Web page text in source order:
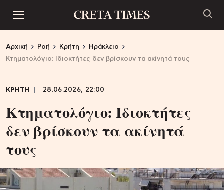
Αρχική Ροή Κρήτη
Ηράκλειο
Κτηματολόγιο: Ιδιοκτήτες δεν βρίσκουν τα ακίνητά τους
ΚΡΗΤΗ 28.06.2026, 22:00
Κτηματολόγιο: Ιδιοκτήτες
δεν βρίσκουν τα ακίνητά
τους